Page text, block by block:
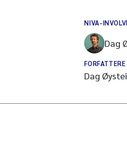
NIVA-
Dag
FORFATTERE
Dag